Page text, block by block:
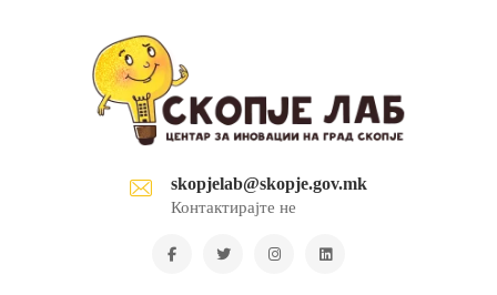
skopjelab@skopje.gov.mk
Контактирајте не